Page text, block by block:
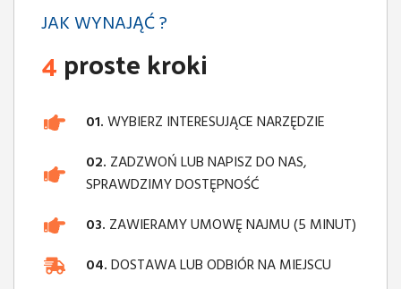
JAK WYNAJĄĆ ?
4proste kroki
01.WYBIERZ INTERESUJĄCE NARZĘDZIE
02. ZADZWOŃ LUB NAPISZ DO NAS,
SPRAWDZIMY DOSTĘPNOŚĆ
03. ZAWIERAMY UMOWĘ NAJMU (5 MINUT)
04.DOSTAWA LUB ODBIÓR NA MIEJSCU